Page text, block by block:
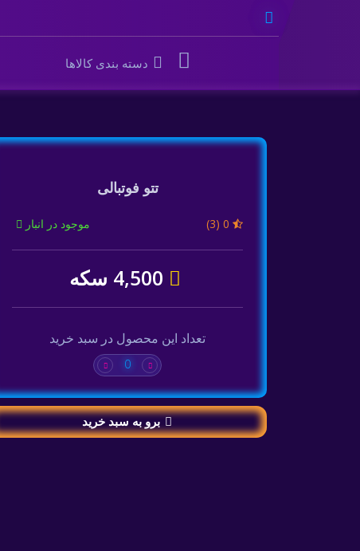
تتو فوتبالی
(3) 0 موجود در انبار
تعداد این محصول در سبد خرید
0
برو به سبد خرید